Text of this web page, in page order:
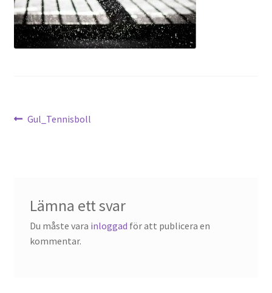
Inläggsnavigering
Föregående
Gul_Tennisboll
Lämna ett svar
Du måste vara inloggad för att publicera en
kommentar.